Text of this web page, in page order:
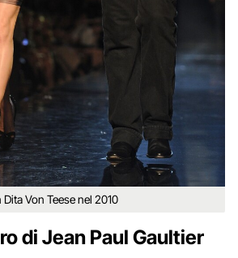
Von Teese nel 2010
di Jean Paul Gaultier